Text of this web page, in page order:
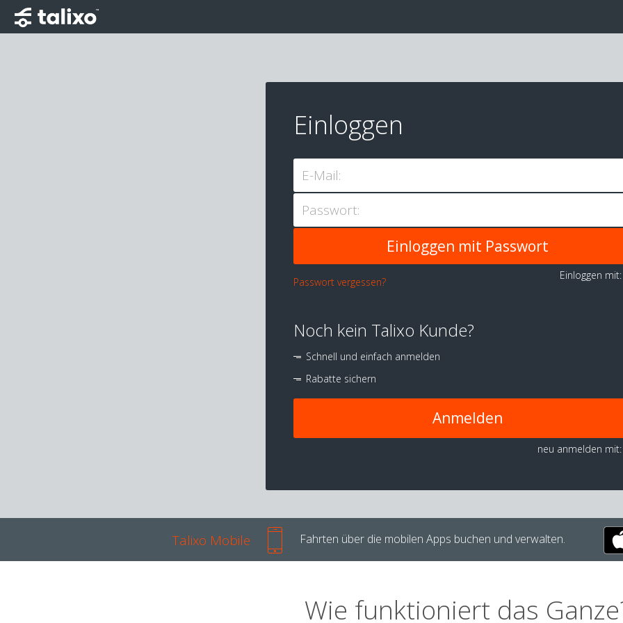
Einloggen
E-Mail:
Passwort:
Passwort vergessen?
Einloggen
Noch kein Talixo Kunde?
Schnell und einfach anmelden
Rabatte sichern
Anmelden
neu anmelden mit:
Talixo Mobile Fahrten über die mobilen Apps buchen und verwalten.
Wie funktioniert das